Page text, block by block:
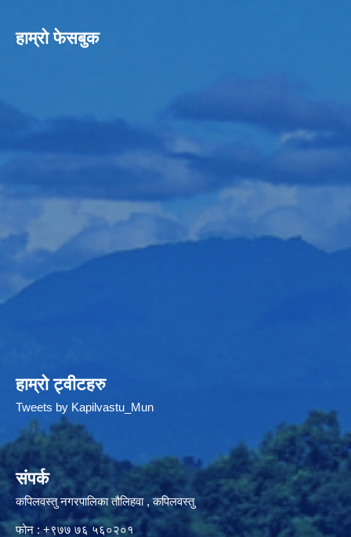
हाम्रो फेसबुक
हाम्रो ट्वीटहरु
Tweets by Kapilvastu_Mun
संपर्क
कपिलवस्तु नगरपालिका तौलिहवा , कपिलवस्तु
फोन : +९७७ ७६ ५६०२०१